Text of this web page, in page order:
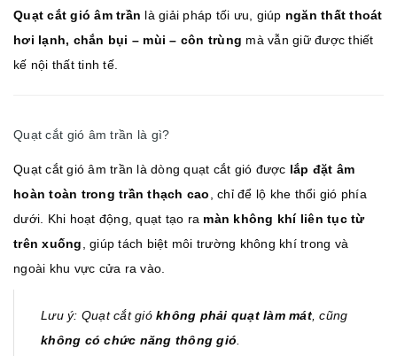
Quạt cắt gió âm trần là giải pháp tối ưu, giúp ngăn thất thoát
hơi lạnh, chắn bụi – mùi – côn trùng mà vẫn giữ được thiết
kế nội thất tinh tế.
Quạt cắt gió âm trần là gì?
Quạt cắt gió âm trần là dòng quạt cắt gió được lắp đặt âm
hoàn toàn trong trần thạch cao , chỉ để lộ khe thổi gió phía
dưới. Khi hoạt động, quạt tạo ra màn không khí liên tục từ
trên xuống , giúp tách biệt môi trường không khí trong và
ngoài khu vực cửa ra vào.
Lưu ý: Quạt cắt gió không phải quạt làm mát, cũng
không có chức năng thông gió